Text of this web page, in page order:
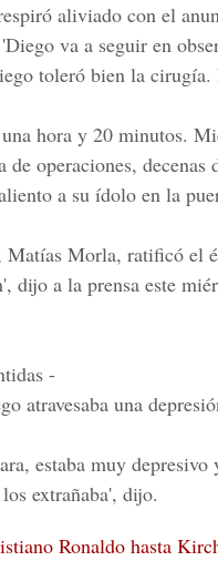
aliviado con el
va a seguir en
toleró bien la
hora y 20 minutos.
de operaciones,
a su ídolo en la
Matías Morla, ratificó el
dijo a la prensa este
-
atravesaba una
estaba muy
extrañaba', dijo.
Ronaldo hasta